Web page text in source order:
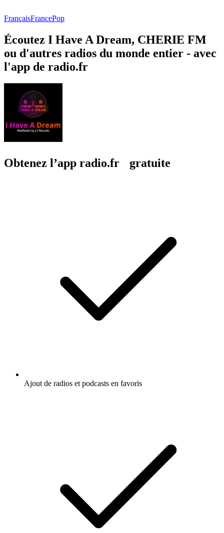
FrançaisFrancePop
Écoutez I Have A Dream, CHERIE FM
ou d'autres radios du monde entier - avec
l'app de radio.fr
Obtenez l’app radio.fr gratuite
Ajout de radios et podcasts en favoris